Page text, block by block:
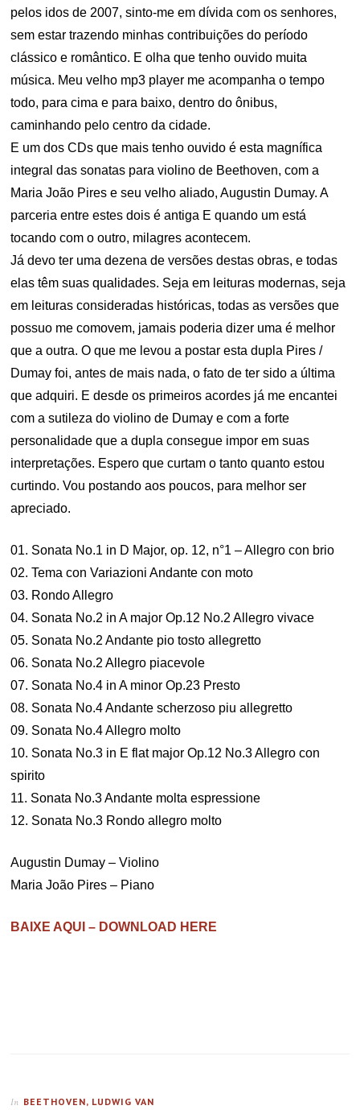
pelos idos de 2007, sinto-me em dívida com os senhores,
sem estar trazendo minhas contribuições do período
clássico e romântico. E olha que tenho ouvido muita
música. Meu velho mp3 player me acompanha o tempo
todo, para cima e para baixo, dentro do ônibus,
caminhando pelo centro da cidade.
E um dos CDs que mais tenho ouvido é esta magnífica
integral das sonatas para violino de Beethoven, com a
Maria João Pires e seu velho aliado, Augustin Dumay. A
parceria entre estes dois é antiga E quando um está
tocando com o outro, milagres acontecem.
Já devo ter uma dezena de versões destas obras, e todas
elas têm suas qualidades. Seja em leituras modernas, seja
em leituras consideradas históricas, todas as versões que
possuo me comovem, jamais poderia dizer uma é melhor
que a outra. O que me levou a postar esta dupla Pires /
Dumay foi, antes de mais nada, o fato de ter sido a última
que adquiri. E desde os primeiros acordes já me encantei
com a sutileza do violino de Dumay e com a forte
personalidade que a dupla consegue impor em suas
interpretações. Espero que curtam o tanto quanto estou
curtindo. Vou postando aos poucos, para melhor ser
apreciado.
01. Sonata No.1 in D Major, op. 12, n°1 – Allegro con brio
02. Tema con Variazioni Andante con moto
03. Rondo Allegro
04. Sonata No.2 in A major Op.12 No.2 Allegro vivace
05. Sonata No.2 Andante pio tosto allegretto
06. Sonata No.2 Allegro piacevole
07. Sonata No.4 in A minor Op.23 Presto
08. Sonata No.4 Andante scherzoso piu allegretto
09. Sonata No.4 Allegro molto
10. Sonata No.3 in E flat major Op.12 No.3 Allegro con
spirito
11. Sonata No.3 Andante molta espressione
12. Sonata No.3 Rondo allegro molto
Augustin Dumay – Violino
Maria João Pires – Piano
BAIXE AQUI – DOWNLOAD HERE
In BEETHOVEN, LUDWIG VAN